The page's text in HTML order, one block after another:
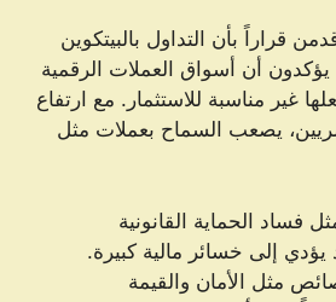
قراراً بأن التداول بالبيتكوين
أن أسواق العملات الرقمية
غير مناسبة للاستثمار. مع ارتفاع
يصعب السماح بعملات مثل
فساد الحماية القانونية
إلى خسائر مالية كبيرة.
مثل الأمان والقيمة